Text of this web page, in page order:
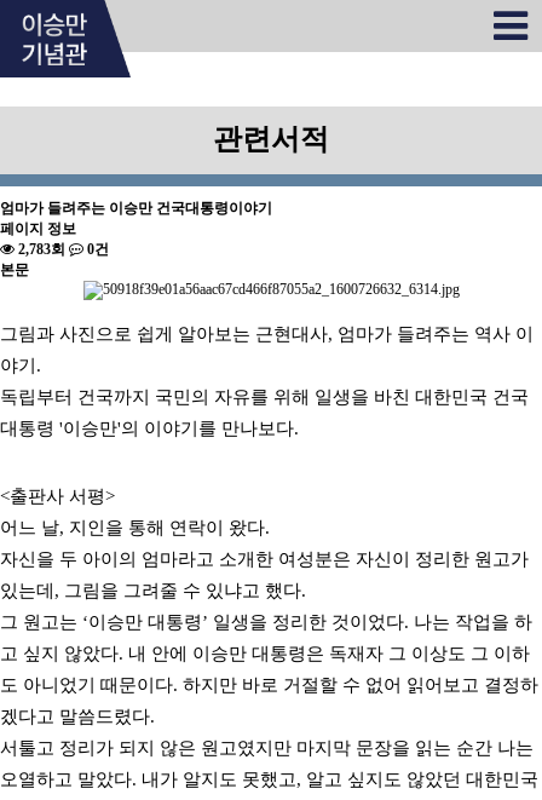
관련서적
엄마가 들려주는 이승만 건국대통령이야기
페이지 정보
2,783회
0건
본문
그림과 사진으로 쉽게 알아보는 근현대사, 엄마가 들려주는 역사 이
야기.
독립부터 건국까지 국민의 자유를 위해 일생을 바친 대한민국 건국
대통령 '이승만'의 이야기를 만나보다.
<출판사 서평>
어느 날, 지인을 통해 연락이 왔다.
자신을 두 아이의 엄마라고 소개한 여성분은 자신이 정리한 원고가
있는데, 그림을 그려줄 수 있냐고 했다.
그 원고는 ‘이승만 대통령’ 일생을 정리한 것이었다. 나는 작업을 하
고 싶지 않았다. 내 안에 이승만 대통령은 독재자 그 이상도 그 이하
도 아니었기 때문이다. 하지만 바로 거절할 수 없어 읽어보고 결정하
겠다고 말씀드렸다.
서툴고 정리가 되지 않은 원고였지만 마지막 문장을 읽는 순간 나는
오열하고 말았다. 내가 알지도 못했고, 알고 싶지도 않았던 대한민국